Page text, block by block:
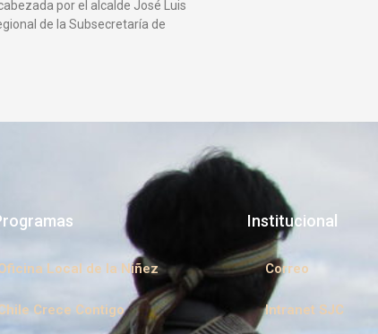
por el alcalde José Luis
de la Subsecretaría de
Local de la Niñez
Crece Contigo
Institucional
Correo
Intranet SJC